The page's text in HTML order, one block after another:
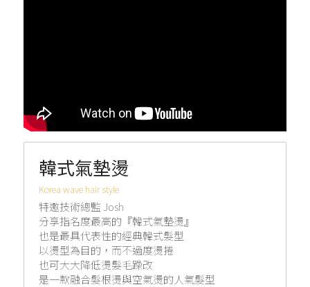
韓式氣墊燙
Korea wave hair style
特邀技術總監 Josh
分享指名度最高的『韓式氣墊燙』
也是最具代表性的經典韓式髮型
以燙型為目的，而不過度燙捲
也可大大降低燙髮毛躁改
是一款融合髮根燙與空氣燙的人氣髮型